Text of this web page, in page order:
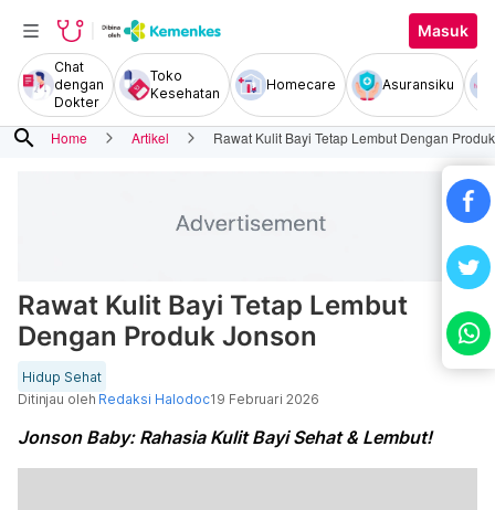
Masuk
Chat
dengan
Dokter
Toko
Kesehatan
Homecare Asuransiku
search Home Artikel Rawat Kulit Bayi Tetap Lembut Dengan
Rawat Kulit Bayi Tetap Lembut
Dengan Produk Jonson
Hidup Sehat
Ditinjau oleh Redaksi Halodoc19 Februari 2026
Jonson Baby: Rahasia Kulit Bayi Sehat & Lembut!